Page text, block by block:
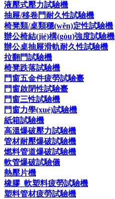
液壓式壓力試驗機
抽屜/移卷門耐久性試驗機
椅凳類/桌類穩(wěn)定性試驗機
辦公椅結(jié)構(gòu)強度試驗機
辦公桌抽屜滑軌耐久性試驗機
拉翻門試驗機
椅凳跌落試驗機
門窗五金件疲勞試驗臺
門窗啟閉性試驗臺
門窗三性試驗機
門窗力學(xué)試驗機
紙箱試驗機
高溫爆破壓力試驗機
管材耐壓爆破試驗機
燃料管道爆破試驗機
軟管爆破試驗儀
熱壓片機
橡膠_軟塑料疲勞試驗機
塑料管材疲勞試驗機